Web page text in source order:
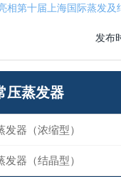
相第十届上海国际蒸发及
发布
压蒸发器
发器（浓缩型）
发器（结晶型）